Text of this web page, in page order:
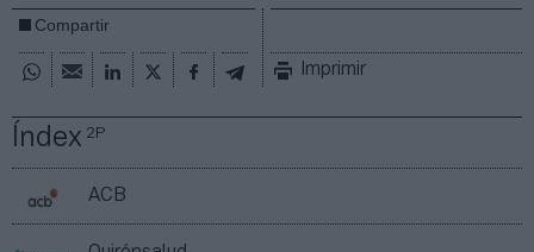
Índex2P
ACB
Compartir
Imprimir